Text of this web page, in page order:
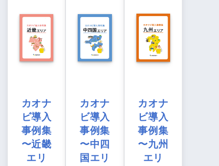
カオナ
ビ導入
事例集
〜近畿
エリ
カオナ
ビ導入
事例集
〜中四
国エリ
カオナ
ビ導入
事例集
〜九州
エリ